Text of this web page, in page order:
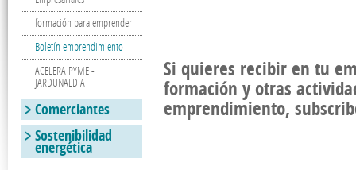
Si quieres recibir en tu
formación y otras
emprendimiento,
formación para emprender
Boletín emprendimiento
ACELERA PYME -
JARDUNALDIA
Comerciantes
Sostenibilidad
energética